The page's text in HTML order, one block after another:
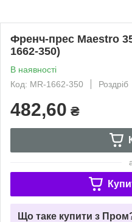
Френч-прес Maestro
1662-350)
В наявності
Код: MR-1662-350
Роздріб
482,60 ₴
Що таке купити з